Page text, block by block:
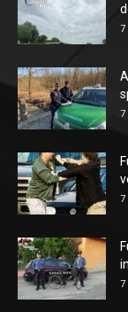
7
7
7
7